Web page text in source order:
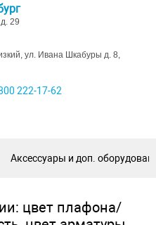
29
ул. Ивана Шкабуры д. 8,
222-17-62
Аксессуары и доп.
цвет плафона/